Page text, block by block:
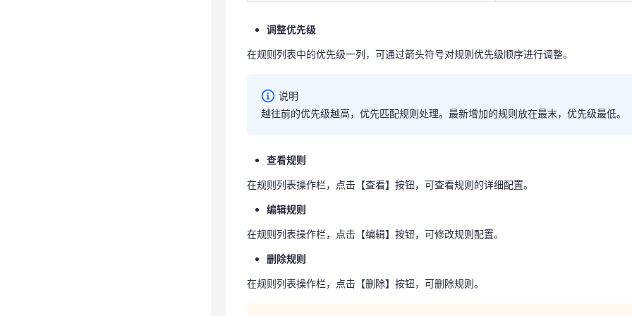
查看规则
在规则列表操作栏，点击【查看】按钮，可查看规则的详细配置。
编辑规则
在规则列表操作栏，点击【编辑】按钮，可修改规则配置。
删除规则
在规则列表操作栏，点击【删除】按钮，可删除规则。
调整优先级
在规则列表中的优先级一列，可通过箭头符号对规则优先级顺序进行调整。
说明
越往前的优先级越高，优先匹配规则处理。最新增加的规则放在最末，优先级最低。
查看规则
在规则列表操作栏，点击【查看】按钮，可查看规则的详细配置。
编辑规则
在规则列表操作栏，点击【编辑】按钮，可修改规则配置。
删除规则
在规则列表操作栏，点击【删除】按钮，可删除规则。